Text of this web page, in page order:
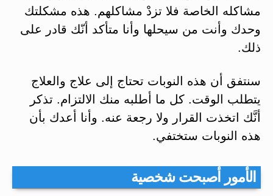
مشاكله الخاصة فلا تزدْ مشاكلهم. هذه مشكلتك
وحدك وأنت من سيحلها وأنا متأكد أنّك قادر على
ذلك.
سنتفق أن هذه النوبات تحتاج إلى علاج والعلاج
يتطلب الوقت. كل ما أطلبه منك الالتزام. تذكر
أنَّك اتخذت القرار ولا رجعة عنه. وأنا أعدك بأن
هذه النوبات ستختفي.
الأمور أصبحت شخصية